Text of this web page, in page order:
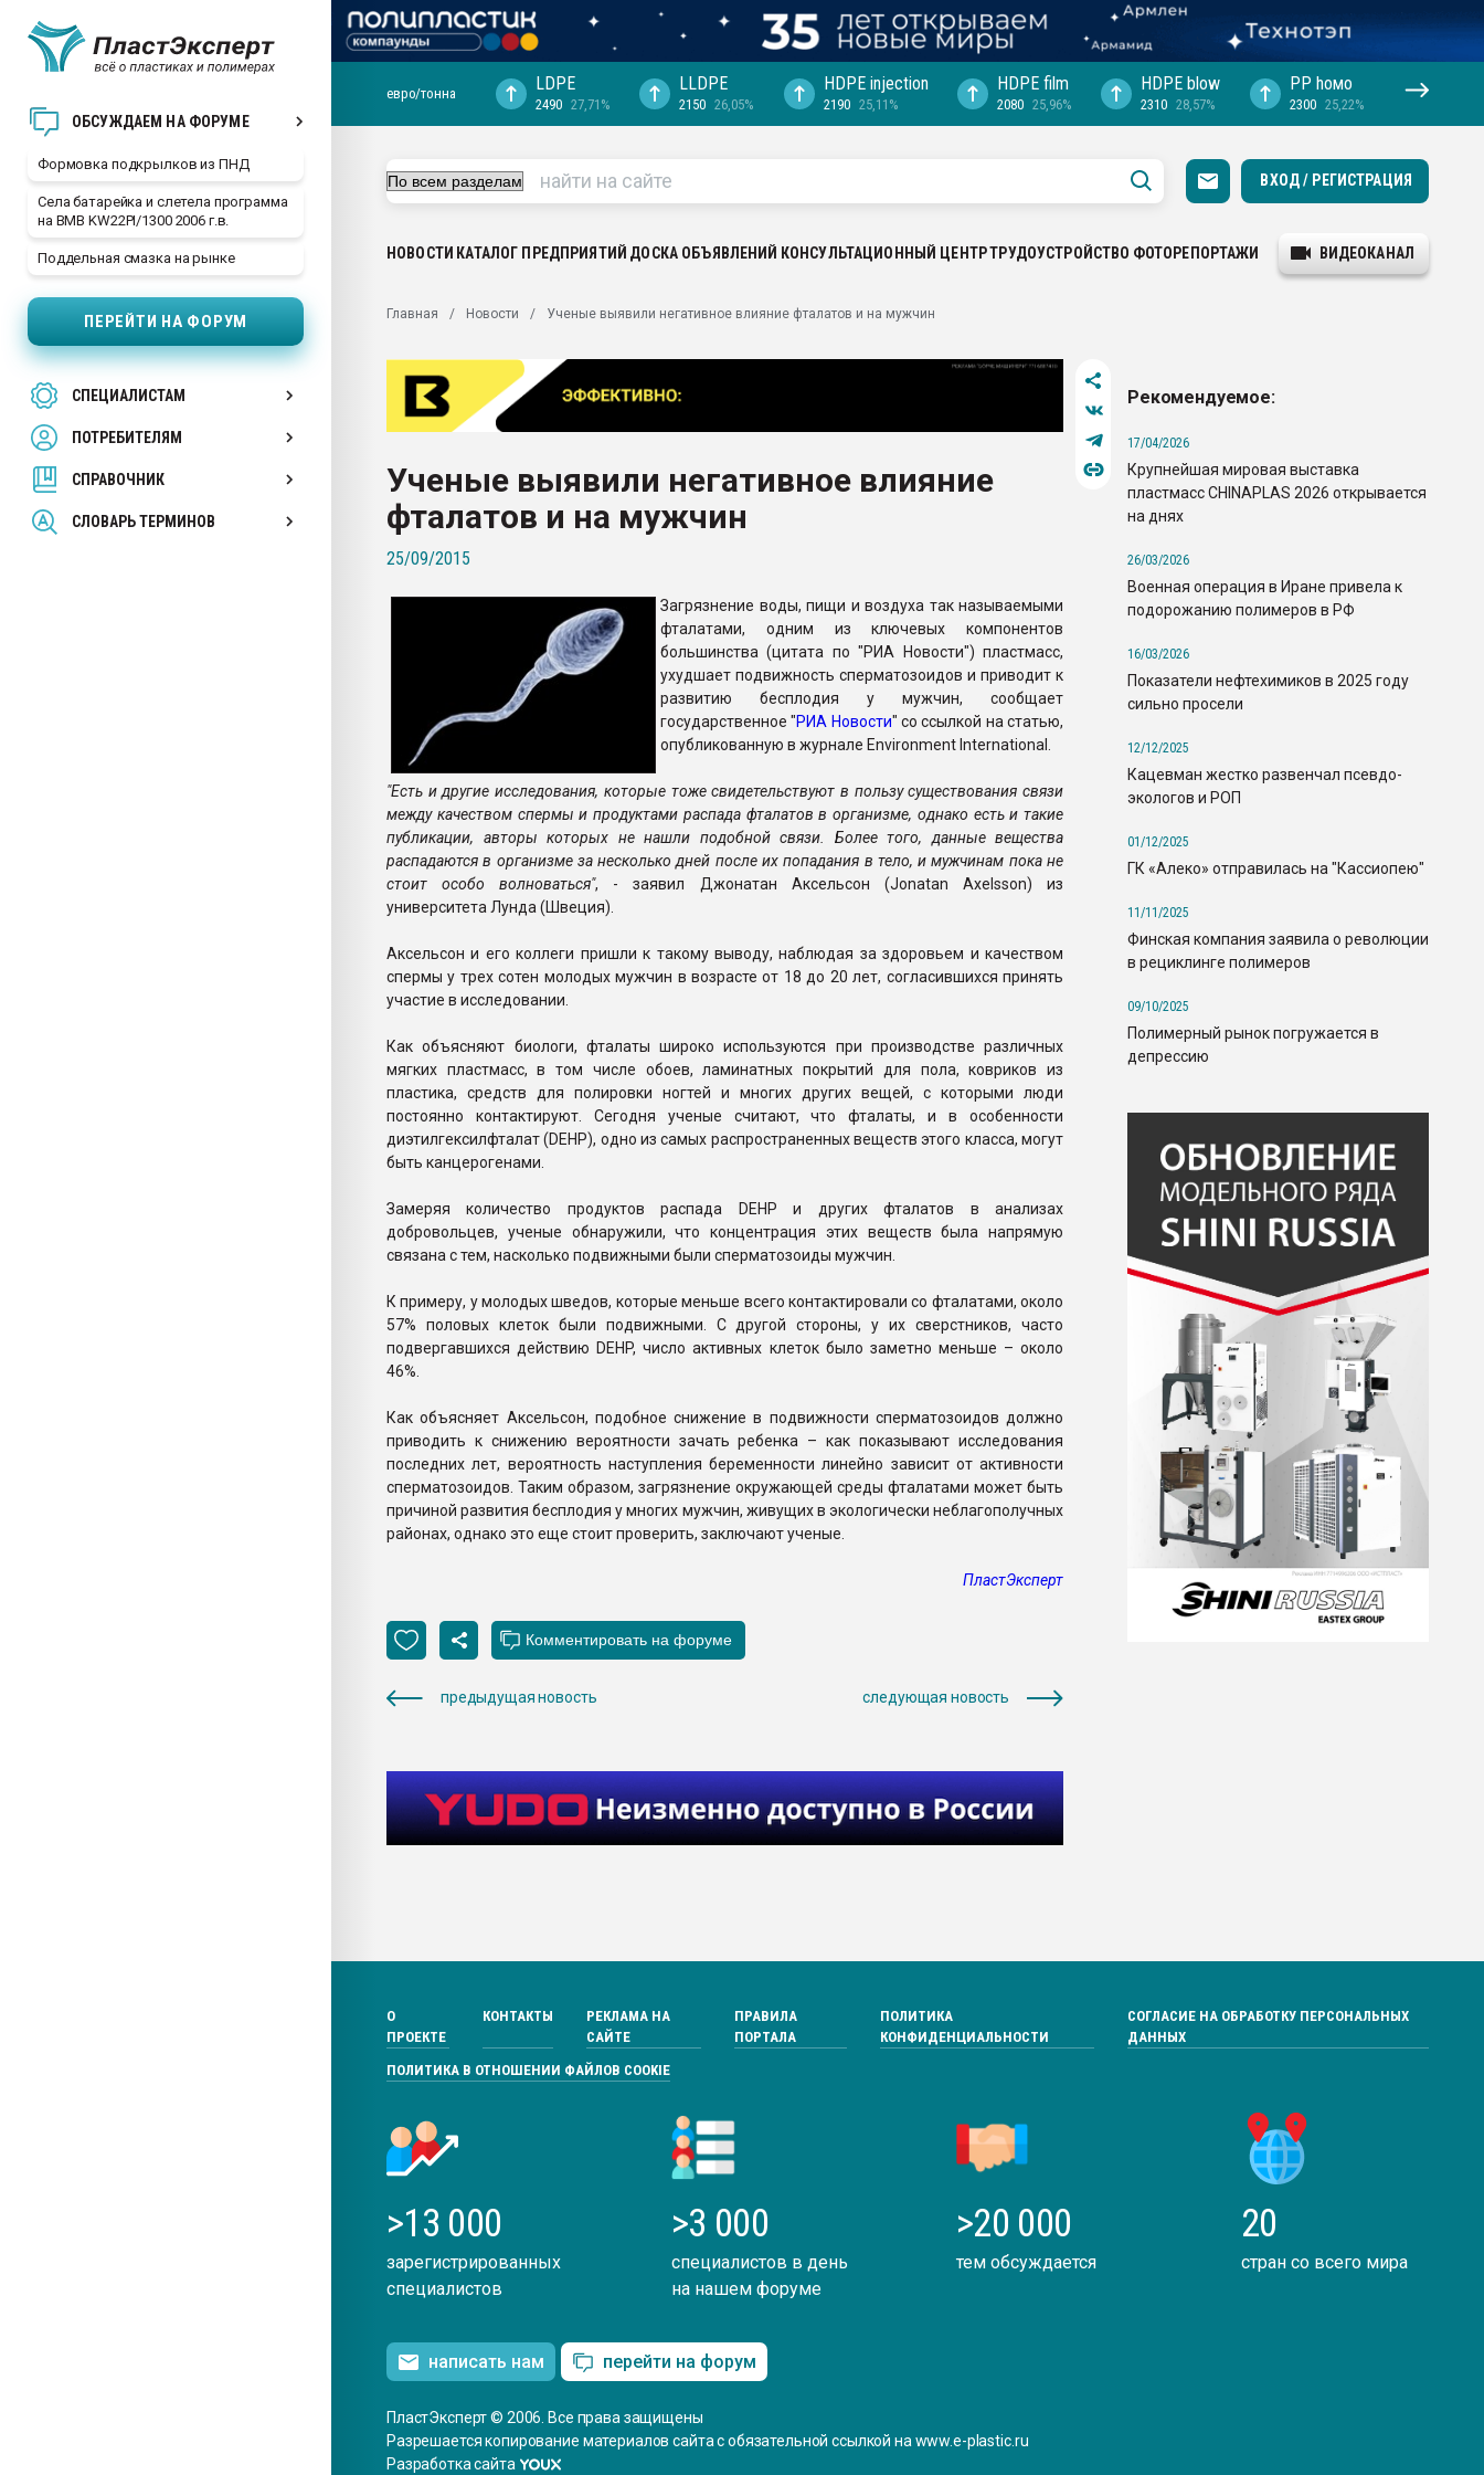
ОБСУЖДАЕМ НА ФОРУМЕ
Формовка подкрылков из ПНД
Села батарейка и слетела программа
на BMB KW22PI/1300 2006 г.в.
Поддельная смазка на рынке
ПЕРЕЙТИ НА ФОРУМ
СПЕЦИАЛИСТАМ
ПОТРЕБИТЕЛЯМ
СПРАВОЧНИК
СЛОВАРЬ ТЕРМИНОВ
29.07.2026 ФРП помог "Ижевскому
Вакуум-формовочные машины:
28.07.2026 Автоматизация выходит на
первый план в переработке
пластмасс
ситуацией на строительном рынке
Всё, что касается выдува ПЭТ
бутылок
ПЕРЕЙТИ НА ФОРУМ
евро/тонна LDPE
2490 27,71%
LLDPE
2150 26,05%
HDPE injection
2190 25,11%
HDPE film
2080 25,96%
HDPE blow
2310 28,57%
PP hомо
2300 25,22%
ВХОД / РЕГИСТРАЦИЯ
НОВОСТИ КАТАЛОГ ПРЕДПРИЯТИЙ ДОСКА ОБЪЯВЛЕНИЙ КОНСУЛЬТАЦИОННЫЙ ЦЕНТРТРУДОУСТРОЙСТВО ФОТОРЕПОРТАЖИ ВИДЕОКАНАЛ
Главная Новости Ученые выявили негативное влияние фталатов и на мужчин
Ученые выявили негативное влияние
фталатов и на мужчин
25/09/2015
Загрязнение воды, пищи и воздуха так называемыми
фталатами, одним из ключевых компонентов
большинства (цитата по "РИА Новости") пластмасс,
ухудшает подвижность сперматозоидов и приводит к
развитию бесплодия у мужчин, сообщает
государственное "РИА Новости" со ссылкой на статью,
опубликованную в журнале Environment International.
"Есть и другие исследования, которые тоже свидетельствуют в пользу существования связи
между качеством спермы и продуктами распада фталатов в организме, однако есть и такие
публикации, авторы которых не нашли подобной связи. Более того, данные вещества
распадаются в организме за несколько дней после их попадания в тело, и мужчинам пока не
стоит особо волноваться", - заявил Джонатан Аксельсон (Jonatan Axelsson) из
университета Лунда (Швеция).
Аксельсон и его коллеги пришли к такому выводу, наблюдая за здоровьем и качеством
спермы у трех сотен молодых мужчин в возрасте от 18 до 20 лет, согласившихся принять
участие в исследовании.
Как объясняют биологи, фталаты широко используются при производстве различных
мягких пластмасс, в том числе обоев, ламинатных покрытий для пола, ковриков из
пластика, средств для полировки ногтей и многих других вещей, с которыми люди
постоянно контактируют. Сегодня ученые считают, что фталаты, и в особенности
диэтилгексилфталат (DEHP), одно из самых распространенных веществ этого класса, могут
быть канцерогенами.
Замеряя количество продуктов распада DEHP и других фталатов в анализах
добровольцев, ученые обнаружили, что концентрация этих веществ была напрямую
связана с тем, насколько подвижными были сперматозоиды мужчин.
К примеру, у молодых шведов, которые меньше всего контактировали со фталатами, около
57% половых клеток были подвижными. С другой стороны, у их сверстников, часто
подвергавшихся действию DEHP, число активных клеток было заметно меньше – около
46%.
Как объясняет Аксельсон, подобное снижение в подвижности сперматозоидов должно
приводить к снижению вероятности зачать ребенка – как показывают исследования
последних лет, вероятность наступления беременности линейно зависит от активности
сперматозоидов. Таким образом, загрязнение окружающей среды фталатами может быть
причиной развития бесплодия у многих мужчин, живущих в экологически неблагополучных
районах, однако это еще стоит проверить, заключают ученые.
ПластЭксперт
предыдущая новость следующая новость
Рекомендуемое:
17/04/2026
Крупнейшая мировая выставка
пластмасс CHINAPLAS 2026 открывается
на днях
26/03/2026
Военная операция в Иране привела к
подорожанию полимеров в РФ
16/03/2026
Показатели нефтехимиков в 2025 году
сильно просели
12/12/2025
Кацевман жестко развенчал псевдо-
экологов и РОП
01/12/2025
ГК «Алеко» отправилась на "Кассиопею"
11/11/2025
Финская компания заявила о революции
в рециклинге полимеров
09/10/2025
Полимерный рынок погружается в
депрессию
О
ПРОЕКТЕ
КОНТАКТЫ
РЕКЛАМА НА
САЙТЕ
ПРАВИЛА
ПОРТАЛА
ПОЛИТИКА
КОНФИДЕНЦИАЛЬНОСТИ
СОГЛАСИЕ НА ОБРАБОТКУ ПЕРСОНАЛЬНЫХ
ДАННЫХ
ПОЛИТИКА В ОТНОШЕНИИ ФАЙЛОВ COOKIE
>13 000
зарегистрированных
специалистов
>3 000
специалистов в день
на нашем форуме
>20 000
тем обсуждается
20
стран со всего мира
написать нам перейти на форум
ПластЭксперт © 2006. Все права защищены
Разрешается копирование материалов сайта с обязательной ссылкой на www.e-plastic.ru
Разработка сайта